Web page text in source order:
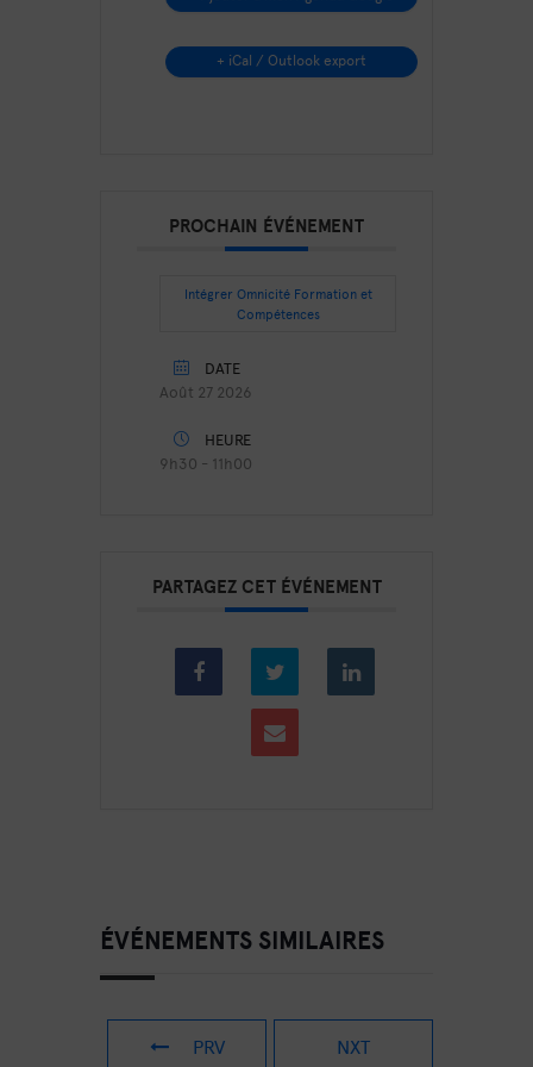
+ iCal / Outlook export
PROCHAIN ÉVÉNEMENT
Intégrer Omnicité Formation et
Compétences
DATE
Août 27 2026
HEURE
9h30 - 11h00
PARTAGEZ CET ÉVÉNEMENT
ÉVÉNEMENTS SIMILAIRES
PRV
NXT